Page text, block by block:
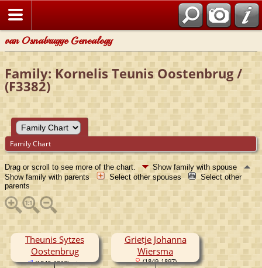
van Osnabrugge Genealogy
Family: Kornelis Teunis Oostenbrug /
(F3382)
Family Chart
Drag or scroll to see more of the chart.
Show family with spouse
Show family with parents
Select other spouses
Select other
parents
Theunis Sytzes
Oostenbrug
(1842-1912)
Grietje Johanna
Wiersma
(1849-1897)